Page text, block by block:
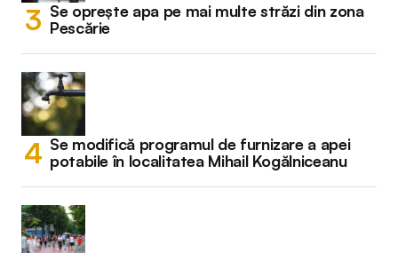
Se oprește apa pe mai multe străzi din zona
Pescărie
Se modifică programul de furnizare a apei
potabile în localitatea Mihail Kogălniceanu